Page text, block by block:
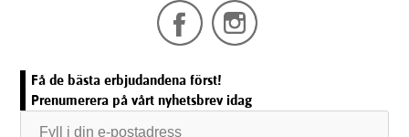
Få de bästa erbjudandena först!
Prenumerera på vårt nyhetsbrev idag